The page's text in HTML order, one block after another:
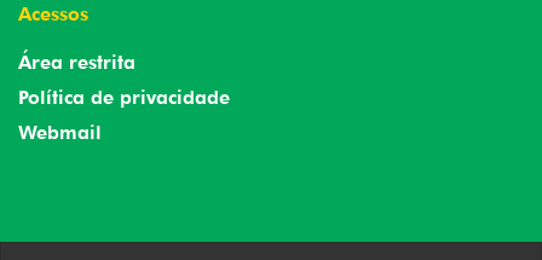
Acessos
Área restrita
Política de privacidade
Webmail